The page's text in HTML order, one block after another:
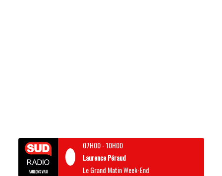
07H00-10H00
Laurence Péraud
Le Grand Matin Week-End